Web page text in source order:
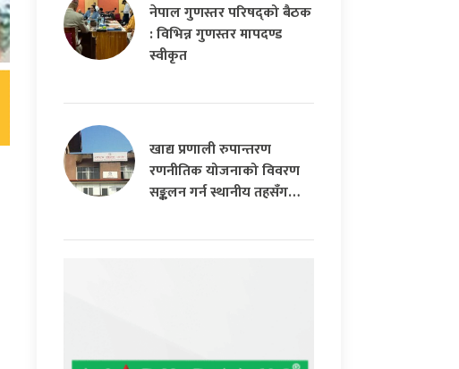
नेपाल गुणस्तर परिषद्को बैठक
: विभिन्न गुणस्तर मापदण्ड
स्वीकृत
खाद्य प्रणाली रुपान्तरण
रणनीतिक योजनाको विवरण
सङ्कलन गर्न स्थानीय तहसँग…